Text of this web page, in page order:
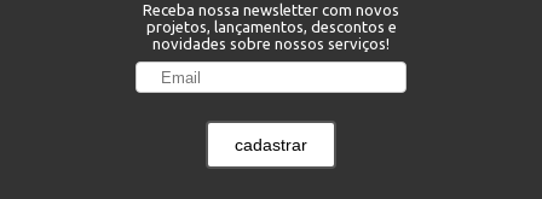
Receba nossa newsletter com novos
projetos, lançamentos, descontos e
novidades sobre nossos serviços!
cadastrar